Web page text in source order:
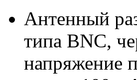
Антенный
типа BNC,
напряжение